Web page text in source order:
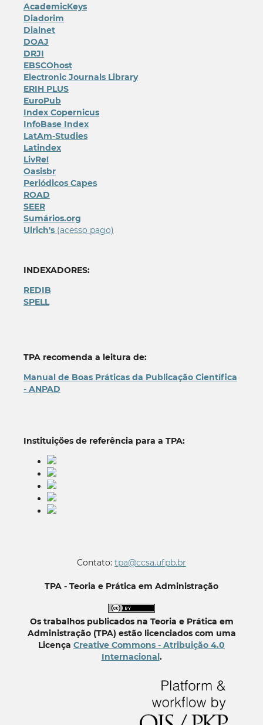
AcademicKeys
Diadorim
Dialnet
DOAJ
DRJI
EBSCOhost
Electronic Journals Library
ERIH PLUS
EuroPub
Index Copernicus
InfoBase Index
LatAm-Studies
Latindex
LivRe!
Oasisbr
Periódicos Capes
ROAD
SEER
Sumários.org
Ulrich's(acesso pago)
INDEXADORES:
REDIB
SPELL
TPA recomenda a leitura de:
Manual de Boas Práticas da Publicação Científica
- ANPAD
Instituições de referência para a TPA:
Contato: tpa@ccsa.ufpb.br
TPA - Teoria e Prática em Administração
Os trabalhos publicados na Teoria e Prática em
Administração (TPA) estão licenciados com uma
Licença Creative Commons - Atribuição 4.0
Internacional.